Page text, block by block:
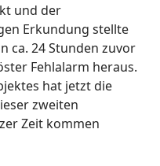
und der
Erkundung stellte
ca. 24 Stunden zuvor
Fehlalarm heraus.
hat jetzt die
zweiten
Zeit kommen